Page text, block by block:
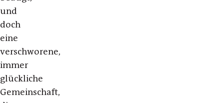
und
doch
eine
verschworene,
immer
glückliche
Gemeinschaft,